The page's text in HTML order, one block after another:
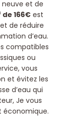
et de
166€est
de réduire
d’eau.
compatibles
ou
vous
et évitez les
d’eau qui
Je vous
économique.